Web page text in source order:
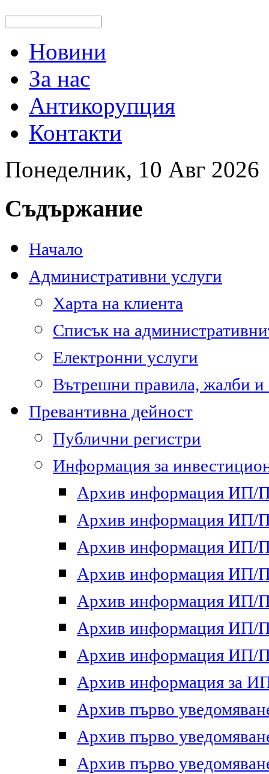
Новини
За нас
Антикорупция
Контакти
Понеделник, 10 Авг 2026
Съдържание
Начало
Административни услуги
Харта на клиента
Списък на
Електронни услуги
Вътрешни правила, жалби и
Превантивна дейност
Публични регистри
Информация за
Архив информация ИП/
Архив информация ИП/
Архив информация ИП/
Архив информация ИП/
Архив информация ИП/
Архив информация ИП/
Архив информация ИП/
Архив информация за
Архив първо
Архив първо
Архив първо